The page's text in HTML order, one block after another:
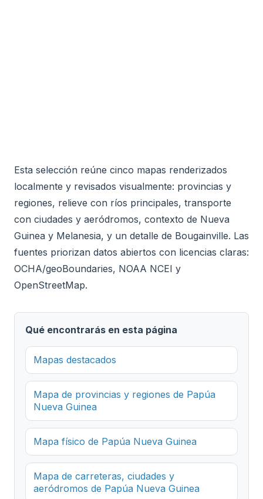
Esta selección reúne cinco mapas renderizados
localmente y revisados visualmente: provincias y
regiones, relieve con ríos principales, transporte
con ciudades y aeródromos, contexto de Nueva
Guinea y Melanesia, y un detalle de Bougainville. Las
fuentes priorizan datos abiertos con licencias claras:
OCHA/geoBoundaries, NOAA NCEI y
OpenStreetMap.
Qué encontrarás en esta página
Mapas destacados
Mapa de provincias y regiones de Papúa
Nueva Guinea
Mapa físico de Papúa Nueva Guinea
Mapa de carreteras, ciudades y
aeródromos de Papúa Nueva Guinea